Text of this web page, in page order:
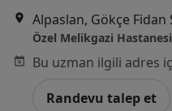
Özel Melikgazi Hastanesi
Randevu talep et